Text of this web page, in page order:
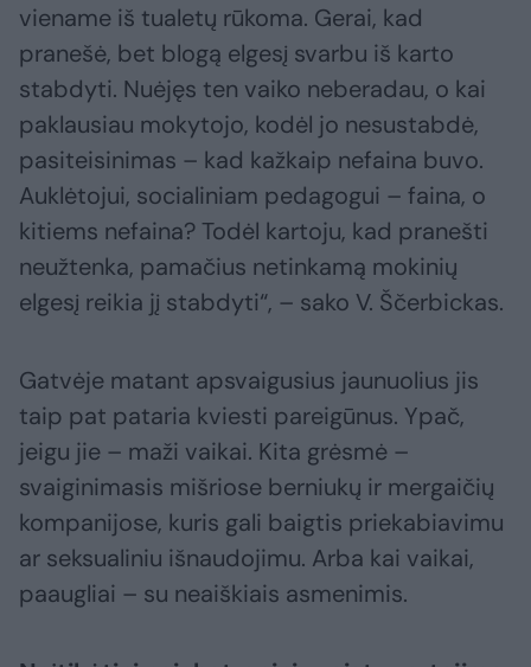
viename iš tualetų rūkoma. Gerai, kad
pranešė, bet blogą elgesį svarbu iš karto
stabdyti. Nuėjęs ten vaiko neberadau, o kai
paklausiau mokytojo, kodėl jo nesustabdė,
pasiteisinimas – kad kažkaip nefaina buvo.
Auklėtojui, socialiniam pedagogui – faina, o
kitiems nefaina? Todėl kartoju, kad pranešti
neužtenka, pamačius netinkamą mokinių
elgesį reikia jį stabdyti“, – sako V. Ščerbickas.
Gatvėje matant apsvaigusius jaunuolius jis
taip pat pataria kviesti pareigūnus. Ypač,
jeigu jie – maži vaikai. Kita grėsmė –
svaiginimasis mišriose berniukų ir mergaičių
kompanijose, kuris gali baigtis priekabiavimu
ar seksualiniu išnaudojimu. Arba kai vaikai,
paaugliai – su neaiškiais asmenimis.